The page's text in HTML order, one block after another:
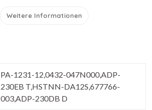
Weitere Informationen
PA-1231-12,0432-047N000,ADP-
230EB T,HSTNN-DA12S,677766-
003,ADP-230DB D